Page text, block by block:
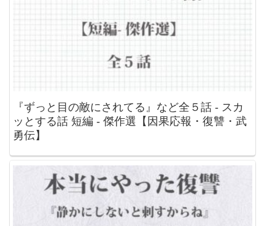
『ずっと目の敵にされてる』など全５話 - スカ
ッとする話 短編 - 傑作選【因果応報・復讐・武
勇伝】